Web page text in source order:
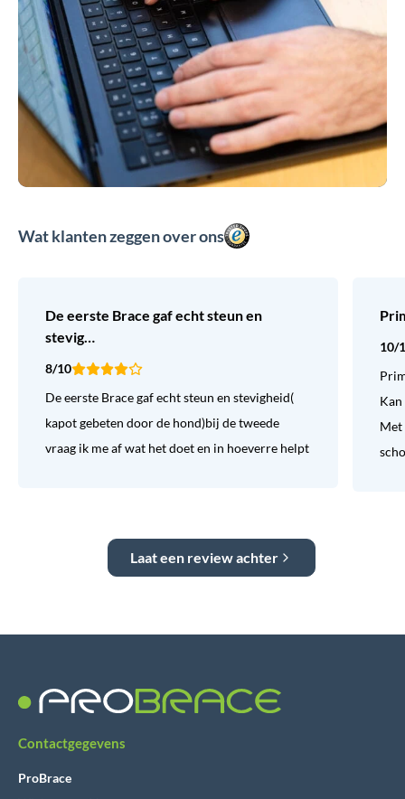
Wat klanten zeggen over ons
De eerste Brace gaf echt steun en
stevig…
8/10
De eerste Brace gaf echt steun en stevigheid(
kapot gebeten door de hond)bij de tweede
vraag ik me af wat het doet en in hoeverre helpt
10/
Met
Laat een review achter
Contactgegevens
ProBrace